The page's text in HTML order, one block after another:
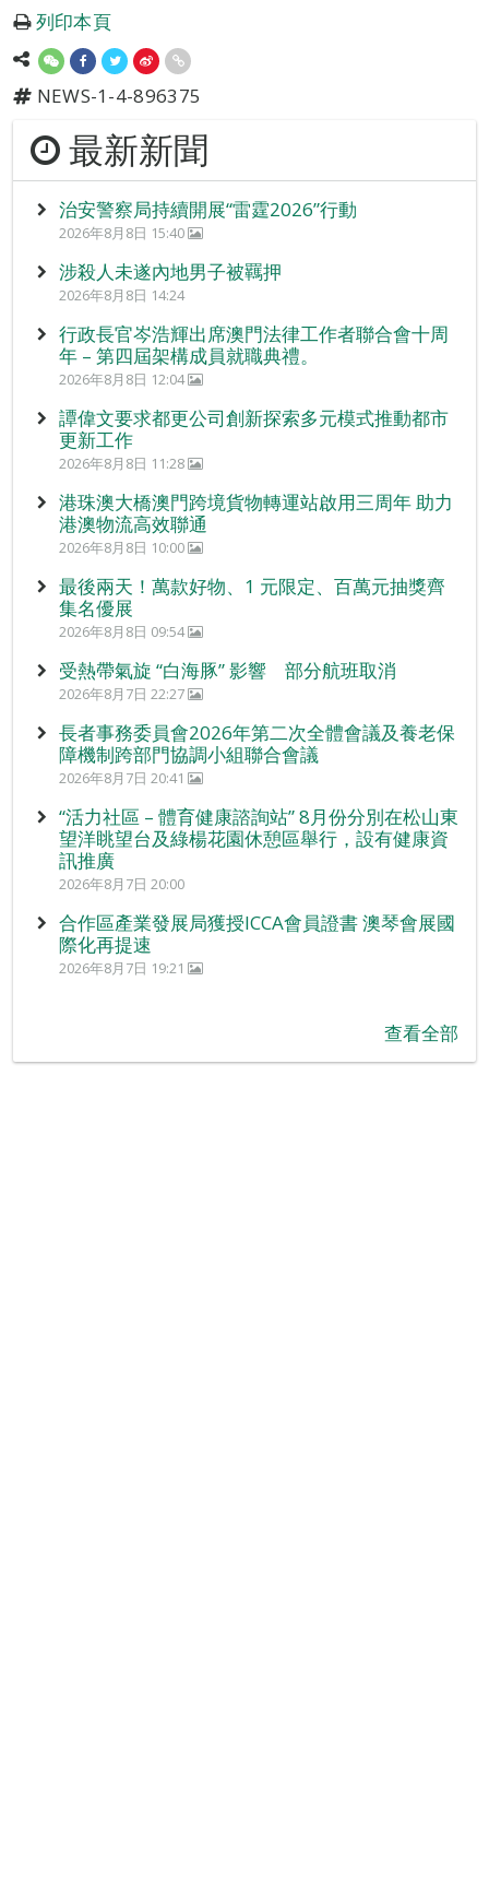
列印本頁
NEWS-1-4-896375
最新新聞
治安警察局持續開展“雷霆2026”行動
2026年8月8日 15:40
涉殺人未遂內地男子被羈押
2026年8月8日 14:24
行政長官岑浩輝出席澳門法律工作者聯合會十周
年 – 第四屆架構成員就職典禮。
2026年8月8日 12:04
譚偉文要求都更公司創新探索多元模式推動都市
更新工作
2026年8月8日 11:28
港珠澳大橋澳門跨境貨物轉運站啟用三周年 助力
港澳物流高效聯通
2026年8月8日 10:00
最後兩天！萬款好物、1 元限定、百萬元抽獎齊
集名優展
2026年8月8日 09:54
受熱帶氣旋 “白海豚” 影響 部分航班取消
2026年8月7日 22:27
長者事務委員會2026年第二次全體會議及養老保
障機制跨部門協調小組聯合會議
2026年8月7日 20:41
“活力社區 – 體育健康諮詢站” 8月份分別在松山東
望洋眺望台及綠楊花園休憩區舉行，設有健康資
訊推廣
2026年8月7日 20:00
合作區產業發展局獲授ICCA會員證書 澳琴會展國
際化再提速
2026年8月7日 19:21
查看全部